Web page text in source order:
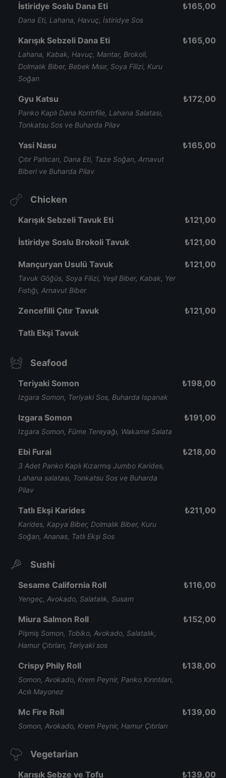
İstiridye Soslu Dana Eti
Dana Eti, Lahana, Havuç, İstiridye Sos
₺165,00
Karışık Sebzeli Dana Eti
Lahana, Kabak, Havuç, Mantar, Brokoli,
Dolmalık Biber, Bebek Mısır, Soya Filizi, Kuru
Soğan
₺165,00
Gyu Katsu
Panko Kaplı Dana Kontrfile, Lahana Salatası,
Tonkatsu Sos ve Buharda Pilav
₺172,00
Yasi Nasu
Çıtır Patlıcan, Dana Eti, Taze Soğan, Arnavut
Biberi ve Buharda Pilav
₺165,00
Chicken
Karışık Sebzeli Tavuk Eti ₺121,00
İstiridye Soslu Brokoli Tavuk ₺121,00
Mançuryan Usulü Tavuk
Tavuk Göğüs, Soya Filizi, Yeşil Biber, Kabak, Yer
Fıstığı, Arnavut Biber
₺121,00
Zencefilli Çıtır Tavuk ₺121,00
Tatlı Ekşi Tavuk
Seafood
Teriyaki Somon
Izgara Somon, Teriyaki Sos, Buharda Ispanak
₺198,00
Izgara Somon
Izgara Somon, Füme Tereyağı, Wakame Salata
₺191,00
Ebi Furai
3 Adet Panko Kaplı Kızarmış Jumbo Karides,
Lahana salatası, Tonkatsu Sos ve Buharda
Pilav
₺218,00
Tatlı Ekşi Karides
Karides, Kapya Biber, Dolmalık Biber, Kuru
Soğan, Ananas, Tatlı Ekşi Sos
₺211,00
Sushi
Sesame California Roll
Yengeç, Avokado, Salatalık, Susam
₺116,00
Miura Salmon Roll
Pişmiş Somon, Tobiko, Avokado, Salatalık,
Hamur Çıtırları, Teriyaki sos
₺152,00
Crispy Phily Roll
Somon, Avokado, Krem Peynir, Panko Kırıntıları,
Acılı Mayonez
₺138,00
Mc Fire Roll
Somon, Avokado, Krem Peynir, Hamur Çıtırları
₺139,00
Vegetarian
Karışık Sebze ve Tofu ₺139,00